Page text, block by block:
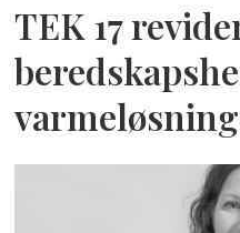
TEK 17